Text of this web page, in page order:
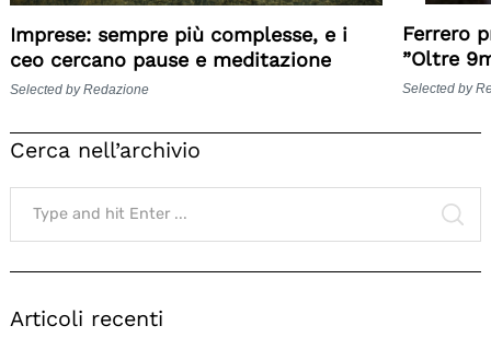
Imprese: sempre più complesse, e i
ceo cercano pause e meditazione
Selected by Redazione
Ferrero
”Oltre
Selected by
Cerca nell’archivio
Search
for:
Articoli recenti